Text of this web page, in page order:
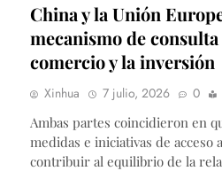
China y la Unión
mecanismo de
comercio y la inversión
Xinhua 7 julio, 2026 0
Ambas partes coincidieron en
medidas e iniciativas de acceso
contribuir al equilibrio de la